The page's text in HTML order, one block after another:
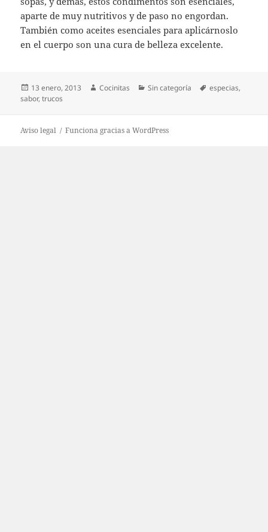
aparte de muy nutritivos y de paso no engordan.
También como aceites esenciales para aplicárnoslo
en el cuerpo son una cura de belleza excelente.
Publicado
el
13 enero, 2013 Autor
Cocinitas Categorías
Sin categoría Etiquetas
especias,
sabor,trucos
Aviso legal Funciona gracias a WordPress